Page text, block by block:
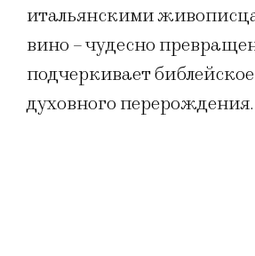
итальянскими
вино – чудесно
подчеркивает
духовного перерождения.